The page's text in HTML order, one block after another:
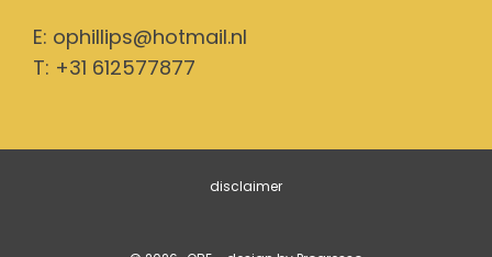
E: ophillips@hotmail.nl
T: +31 612577877
disclaimer